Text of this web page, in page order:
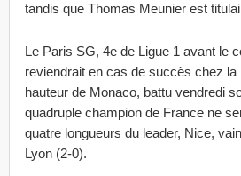
tandis que Thomas Meunier est
Le Paris SG, 4e de Ligue 1 avant le
reviendrait en cas de succès chez la
hauteur de Monaco, battu vendredi
quadruple champion de France ne
quatre longueurs du leader, Nice,
Lyon (2-0).